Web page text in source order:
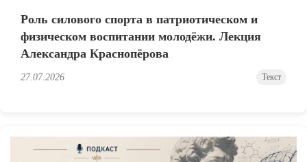
Роль силового спорта в патриотическом и
физическом воспитании молодёжи. Лекция
Александра Краснопёрова
27.07.2026 Текст